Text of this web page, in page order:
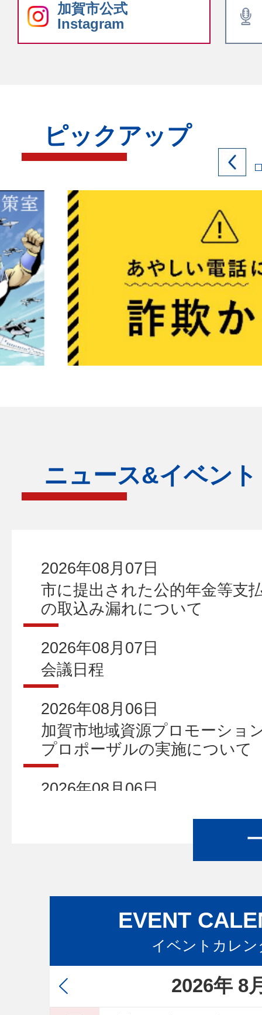
加賀市公式
Instagram
ピックアップ
ニュース&イベント
2026年08月07日
市に提出された公的年金等支
の取込み漏れについて
2026年08月07日
会議日程
2026年08月06日
加賀市地域資源プロモーショ
プロポーザルの実施について
2026年08月06日
2026年08月03日
令和8年度交際費執行状況
2026年08月02日
除雪機械の売払いについて
EVENT
イベントカレン
2026年 8